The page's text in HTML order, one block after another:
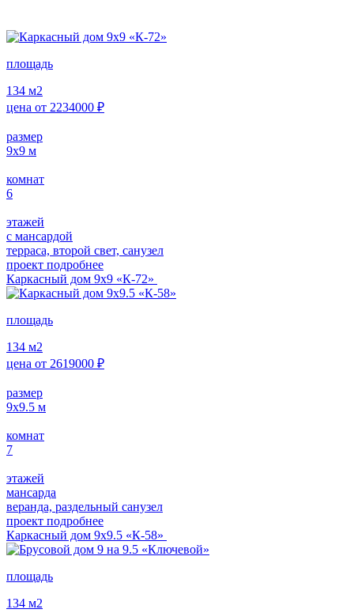
площадь
134 м2
цена от 2234000 ₽
размер
9х9 м
комнат
6
этажей
с мансардой
терраса, второй свет, санузел
проект подробнее
Каркасный дом 9х9 «К-72»
площадь
134 м2
цена от 2619000 ₽
размер
9х9.5 м
комнат
7
этажей
мансарда
веранда, раздельный санузел
проект подробнее
Каркасный дом 9х9.5 «К-58»
площадь
134 м2